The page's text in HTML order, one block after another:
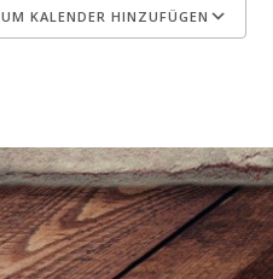
KALENDER HINZUFÜGEN